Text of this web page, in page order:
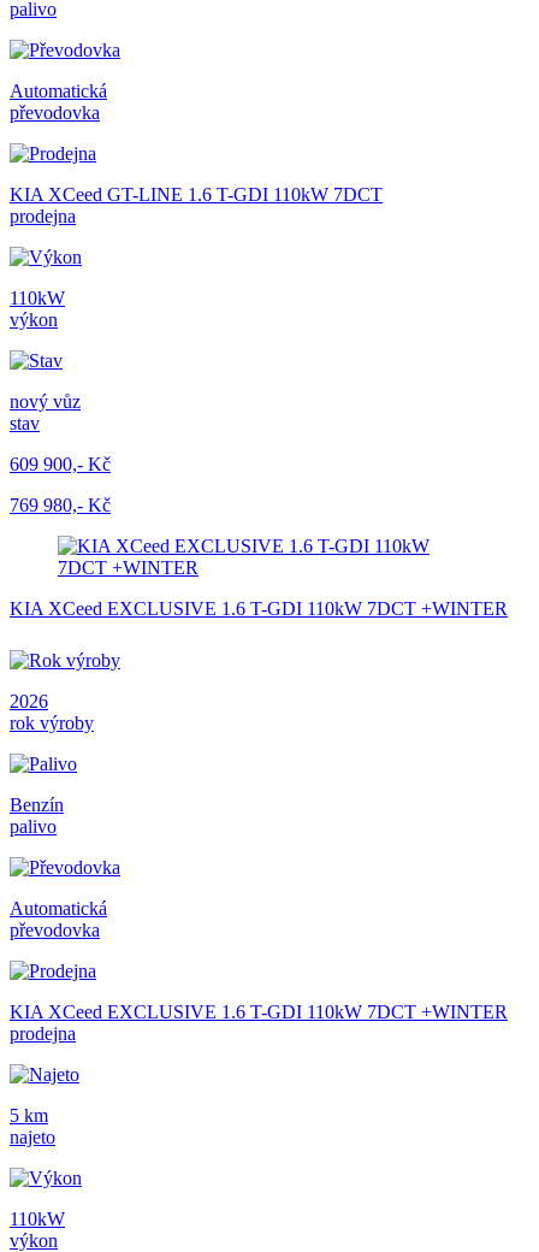
palivo
Automatická
převodovka
KIA XCeed GT-LINE 1.6 T-GDI 110kW 7DCT
prodejna
110kW
výkon
nový vůz
stav
609 900,- Kč
769 980,- Kč
KIA XCeed EXCLUSIVE 1.6 T-GDI 110kW 7DCT +WINTER
2026
rok výroby
Benzín
palivo
Automatická
převodovka
KIA XCeed EXCLUSIVE 1.6 T-GDI 110kW 7DCT +WINTER
prodejna
5 km
najeto
110kW
výkon